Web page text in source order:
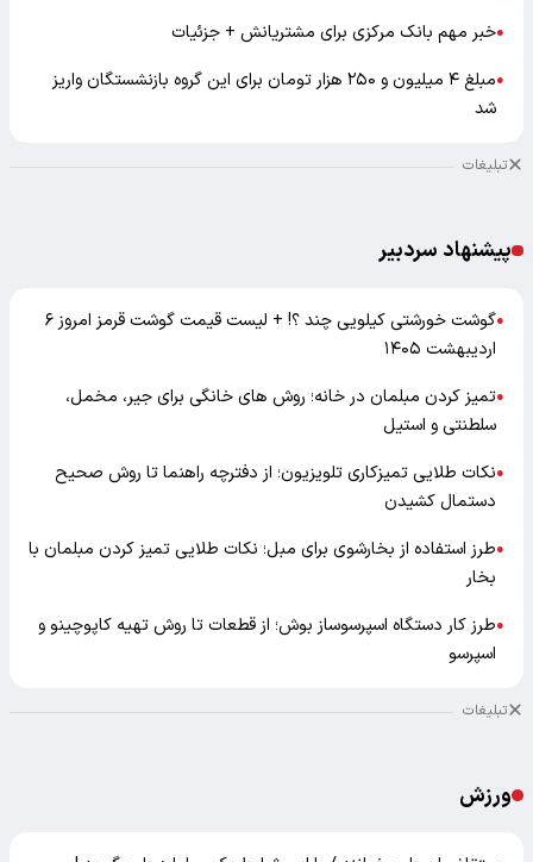
●خبر مهم بانک مرکزی برای مشتریانش + جزئیات
●
مبلغ ۴ میلیون و ۲۵۰ هزار تومان برای این گروه بازنشستگان واریز
شد
تبلیغات
پیشنهاد سردبیر
●
گوشت خورشتی کیلویی چند ؟! + لیست قیمت گوشت قرمز امروز ۶
اردیبهشت ۱۴۰۵
●تمیز کردن مبلمان در خانه؛ روش های خانگی برای جیر، مخمل،
سلطنتی و استیل
●نکات طلایی تمیزکاری تلویزیون؛ از دفترچه راهنما تا روش صحیح
دستمال کشیدن
●طرز استفاده از بخارشوی برای مبل؛ نکات طلایی تمیز کردن مبلمان با
بخار
●طرز کار دستگاه اسپرسوساز بوش؛ از قطعات تا روش تهیه کاپوچینو و
اسپرسو
تبلیغات
ورزش